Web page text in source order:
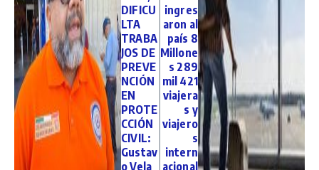
DIFICU
LTA
TRABA
JOS DE
PREVE
NCIÓN
EN
PROTE
CCIÓN
CIVIL:
Gustav
o Vela
ingres
aron al
país 8
Millone
s 289
mil 421
viajera
s y
viajero
s
intern
acional